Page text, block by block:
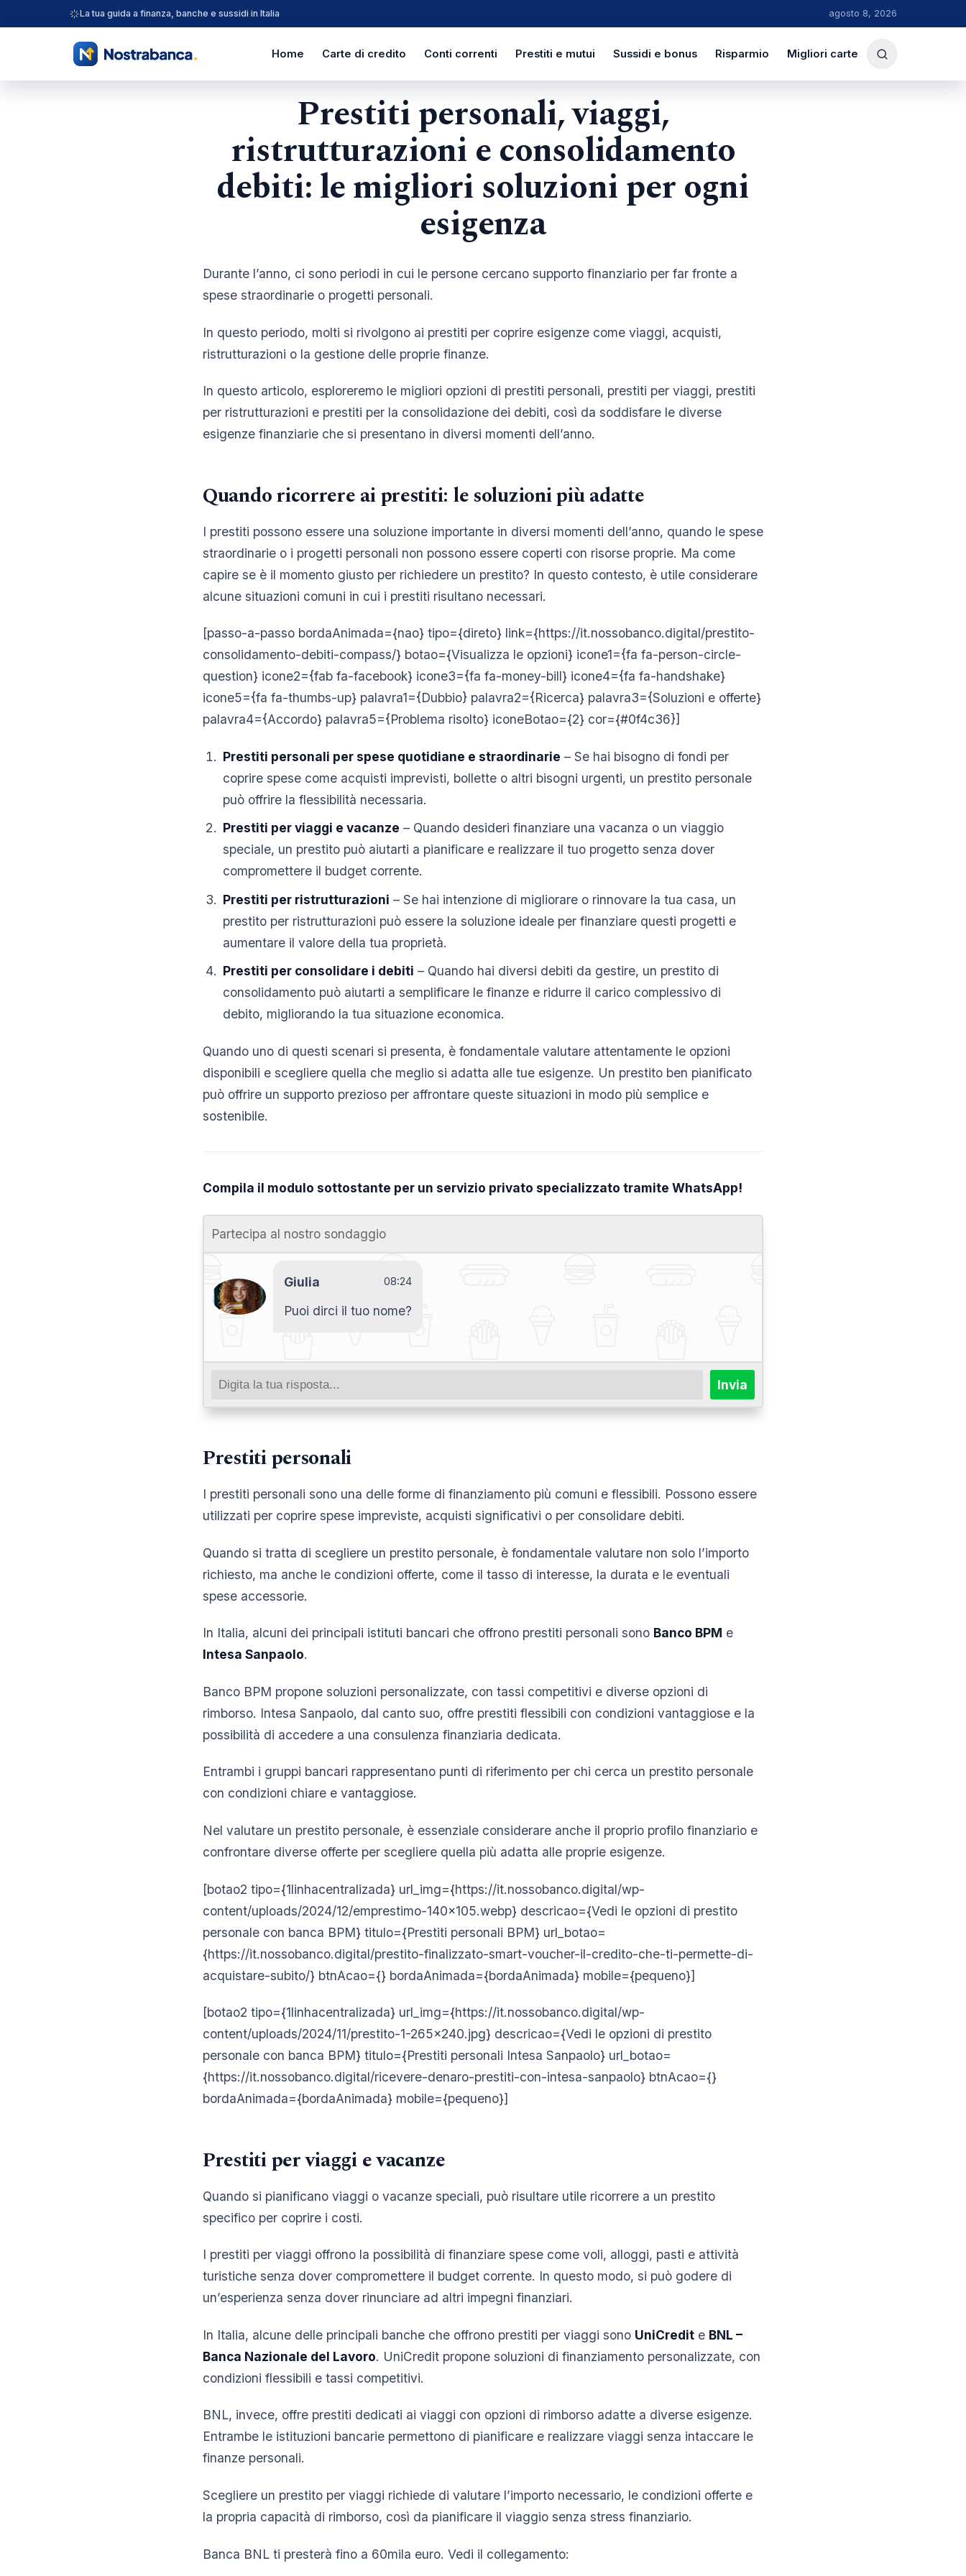
La tua guida a finanza, banche e sussidi in Italia agosto 8, 2026
Home Carte di credito Conti correnti Prestiti e mutui Sussidi e bonus Risparmio Migliori carte
Prestiti personali, viaggi,
ristrutturazioni e consolidamento
debiti: le migliori soluzioni per ogni
esigenza
Durante l’anno, ci sono periodi in cui le persone cercano supporto finanziario per far fronte a
spese straordinarie o progetti personali.
In questo periodo, molti si rivolgono ai prestiti per coprire esigenze come viaggi, acquisti,
ristrutturazioni o la gestione delle proprie finanze.
In questo articolo, esploreremo le migliori opzioni di prestiti personali, prestiti per viaggi, prestiti
per ristrutturazioni e prestiti per la consolidazione dei debiti, così da soddisfare le diverse
esigenze finanziarie che si presentano in diversi momenti dell’anno.
Quando ricorrere ai prestiti: le soluzioni più adatte
I prestiti possono essere una soluzione importante in diversi momenti dell’anno, quando le spese
straordinarie o i progetti personali non possono essere coperti con risorse proprie. Ma come
capire se è il momento giusto per richiedere un prestito? In questo contesto, è utile considerare
alcune situazioni comuni in cui i prestiti risultano necessari.
[passo-a-passo bordaAnimada={nao} tipo={direto} link={https://it.nossobanco.digital/prestito-
consolidamento-debiti-compass/} botao={Visualizza le opzioni} icone1={fa fa-person-circle-
question} icone2={fab fa-facebook} icone3={fa fa-money-bill} icone4={fa fa-handshake}
icone5={fa fa-thumbs-up} palavra1={Dubbio} palavra2={Ricerca} palavra3={Soluzioni e offerte}
palavra4={Accordo} palavra5={Problema risolto} iconeBotao={2} cor={#0f4c36}]
Prestiti personali per spese quotidiane e straordinarie – Se hai bisogno di fondi per
coprire spese come acquisti imprevisti, bollette o altri bisogni urgenti, un prestito personale
può offrire la flessibilità necessaria.
Prestiti per viaggi e vacanze – Quando desideri finanziare una vacanza o un viaggio
speciale, un prestito può aiutarti a pianificare e realizzare il tuo progetto senza dover
compromettere il budget corrente.
Prestiti per ristrutturazioni – Se hai intenzione di migliorare o rinnovare la tua casa, un
prestito per ristrutturazioni può essere la soluzione ideale per finanziare questi progetti e
aumentare il valore della tua proprietà.
Prestiti per consolidare i debiti – Quando hai diversi debiti da gestire, un prestito di
consolidamento può aiutarti a semplificare le finanze e ridurre il carico complessivo di
debito, migliorando la tua situazione economica.
Quando uno di questi scenari si presenta, è fondamentale valutare attentamente le opzioni
disponibili e scegliere quella che meglio si adatta alle tue esigenze. Un prestito ben pianificato
può offrire un supporto prezioso per affrontare queste situazioni in modo più semplice e
sostenibile.
Compila il modulo sottostante per un servizio privato specializzato tramite WhatsApp!
Partecipa al nostro sondaggio
Giulia 08:24
Puoi dirci il tuo nome?
Invia
Prestiti personali
I prestiti personali sono una delle forme di finanziamento più comuni e flessibili. Possono essere
utilizzati per coprire spese impreviste, acquisti significativi o per consolidare debiti.
Quando si tratta di scegliere un prestito personale, è fondamentale valutare non solo l’importo
richiesto, ma anche le condizioni offerte, come il tasso di interesse, la durata e le eventuali
spese accessorie.
In Italia, alcuni dei principali istituti bancari che offrono prestiti personali sono Banco BPM e
Intesa Sanpaolo.
Banco BPM propone soluzioni personalizzate, con tassi competitivi e diverse opzioni di
rimborso. Intesa Sanpaolo, dal canto suo, offre prestiti flessibili con condizioni vantaggiose e la
possibilità di accedere a una consulenza finanziaria dedicata.
Entrambi i gruppi bancari rappresentano punti di riferimento per chi cerca un prestito personale
con condizioni chiare e vantaggiose.
Nel valutare un prestito personale, è essenziale considerare anche il proprio profilo finanziario e
confrontare diverse offerte per scegliere quella più adatta alle proprie esigenze.
[botao2 tipo={1linhacentralizada} url_img={https://it.nossobanco.digital/wp-
content/uploads/2024/12/emprestimo-140×105.webp} descricao={Vedi le opzioni di prestito
personale con banca BPM} titulo={Prestiti personali BPM} url_botao=
{https://it.nossobanco.digital/prestito-finalizzato-smart-voucher-il-credito-che-ti-permette-di-
acquistare-subito/} btnAcao={} bordaAnimada={bordaAnimada} mobile={pequeno}]
[botao2 tipo={1linhacentralizada} url_img={https://it.nossobanco.digital/wp-
content/uploads/2024/11/prestito-1-265×240.jpg} descricao={Vedi le opzioni di prestito
personale con banca BPM} titulo={Prestiti personali Intesa Sanpaolo} url_botao=
{https://it.nossobanco.digital/ricevere-denaro-prestiti-con-intesa-sanpaolo} btnAcao={}
bordaAnimada={bordaAnimada} mobile={pequeno}]
Prestiti per viaggi e vacanze
Quando si pianificano viaggi o vacanze speciali, può risultare utile ricorrere a un prestito
specifico per coprire i costi.
I prestiti per viaggi offrono la possibilità di finanziare spese come voli, alloggi, pasti e attività
turistiche senza dover compromettere il budget corrente. In questo modo, si può godere di
un’esperienza senza dover rinunciare ad altri impegni finanziari.
In Italia, alcune delle principali banche che offrono prestiti per viaggi sono UniCredit e BNL –
Banca Nazionale del Lavoro. UniCredit propone soluzioni di finanziamento personalizzate, con
condizioni flessibili e tassi competitivi.
BNL, invece, offre prestiti dedicati ai viaggi con opzioni di rimborso adatte a diverse esigenze.
Entrambe le istituzioni bancarie permettono di pianificare e realizzare viaggi senza intaccare le
finanze personali.
Scegliere un prestito per viaggi richiede di valutare l’importo necessario, le condizioni offerte e
la propria capacità di rimborso, così da pianificare il viaggio senza stress finanziario.
Banca BNL ti presterà fino a 60mila euro. Vedi il collegamento: